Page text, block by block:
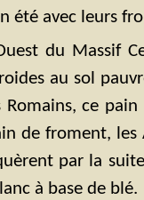
avec leurs
du Massif
au sol
Romains, ce
de froment, les
par la
à base de blé.